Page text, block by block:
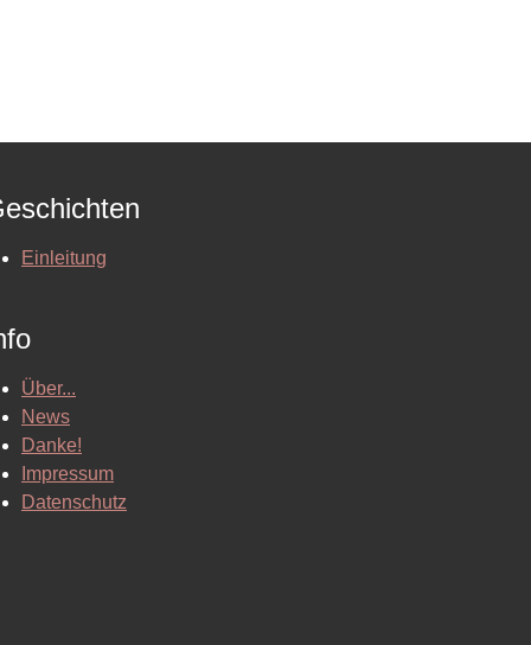
Einleitung
Über...
News
Danke!
Impressum
Datenschutz